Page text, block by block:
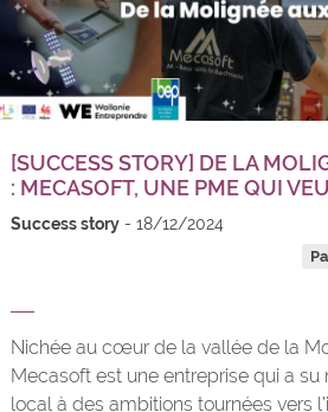
[SUCCESS STORY] DE LA
: MECASOFT, UNE PME QUI
Success story 18/12/2024
Nichée au cœur de la vallée de la
Mecasoft est une entreprise qui a su
local à des ambitions tournées vers